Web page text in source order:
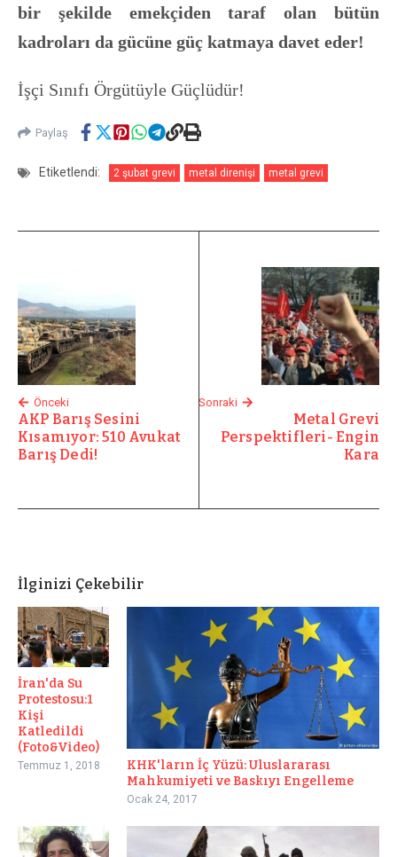
bir şekilde emekçiden taraf olan bütün
kadroları da gücüne güç katmaya davet eder!
İşçi Sınıfı Örgütüyle Güçlüdür!
Paylaş
Etiketlendi: 2 şubat grevi metal direnişi metal grevi
Önceki
AKP Barış Sesini
Kısamıyor: 510 Avukat
Barış Dedi!
Sonraki
Metal Grevi
Perspektifleri- Engin
Kara
İlginizi Çekebilir
İran'da Su
Protestosu:1
Kişi
Katledildi
(Foto&Video)
Temmuz 1, 2018
KHK'ların İç Yüzü: Uluslararası
Mahkumiyeti ve Baskıyı Engelleme
Ocak 24, 2017